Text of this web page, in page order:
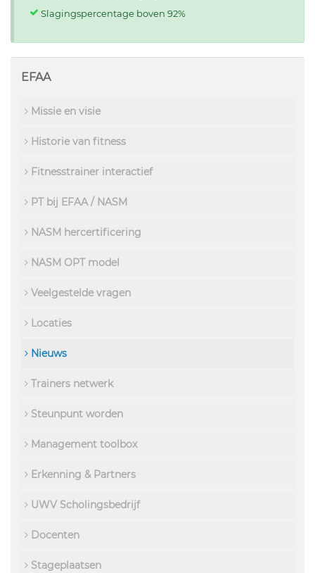
Slagingspercentage boven 92%
EFAA
Missie en visie
Historie van fitness
Fitnesstrainer interactief
PT bij EFAA / NASM
NASM hercertificering
NASM OPT model
Veelgestelde vragen
Locaties
Nieuws
Trainers netwerk
Steunpunt worden
Management toolbox
Erkenning & Partners
UWV Scholingsbedrijf
Docenten
Stageplaatsen